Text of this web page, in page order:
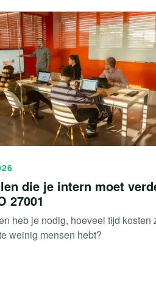
die je intern moet
27001
heb je nodig, hoeveel tijd kosten
weinig mensen hebt?